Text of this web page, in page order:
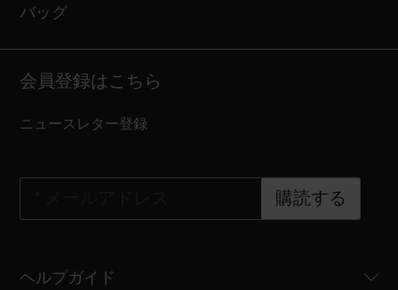
バッグ
会員登録はこちら
ニュースレター登録
購読する
ヘルプガイド